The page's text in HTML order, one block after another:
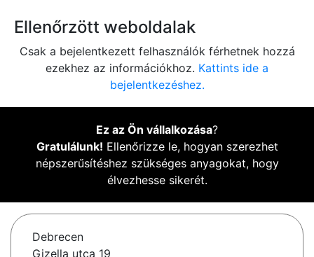
Ellenőrzött weboldalak
Csak a bejelentkezett felhasználók férhetnek hozzá
ezekhez az információkhoz. Kattints ide a
bejelentkezéshez.
Ez az Ön vállalkozása?
Gratulálunk! Ellenőrizze le, hogyan szerezhet
népszerűsítéshez szükséges anyagokat, hogy
élvezhesse sikerét.
Debrecen
Gizella utca 19